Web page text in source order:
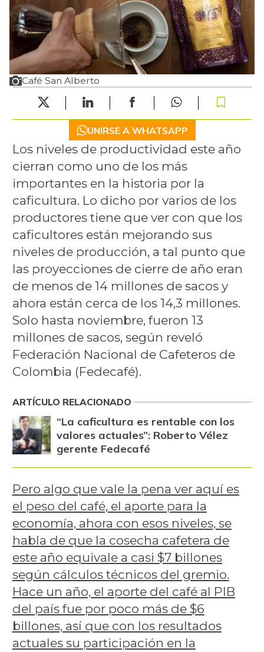
Café San Alberto
UNIRSE A WHATSAPP
Los niveles de productividad este año
cierran como uno de los más
importantes en la historia por la
caficultura. Lo dicho por varios de los
productores tiene que ver con que los
caficultores están mejorando sus
niveles de producción, a tal punto que
las proyecciones de cierre de año eran
de menos de 14 millones de sacos y
ahora están cerca de los 14,3 millones.
Solo hasta noviembre, fueron 13
millones de sacos, según reveló
Federación Nacional de Cafeteros de
Colombia (Fedecafé).
ARTÍCULO RELACIONADO
“La caficultura es rentable con los
valores actuales”: Roberto Vélez
gerente Fedecafé
Pero algo que vale la pena ver aquí es
el peso del café, el aporte para la
economía, ahora con esos niveles, se
habla de que la cosecha cafetera de
este año equivale a casi $7 billones
según cálculos técnicos del gremio.
Hace un año, el aporte del café al PIB
del país fue por poco más de $6
billones, así que con los resultados
actuales su participación en la